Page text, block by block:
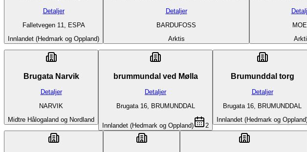
Detaljer
Falletvegen 11, ESPA
Innlandet (Hedmark og Oppland)
Detaljer
BARDUFOSS
Arktis
Brugata Narvik
Detaljer
NARVIK
Midtre Hålogaland og Nordland
brummundal ved Mølla
Detaljer
Brugata 16, BRUMUNDDAL
Innlandet (Hedmark og Oppland) 2
Brumunddal torg
Detaljer
Brugata 16, BRUMUNDDAL
Innlandet (Hedmark og